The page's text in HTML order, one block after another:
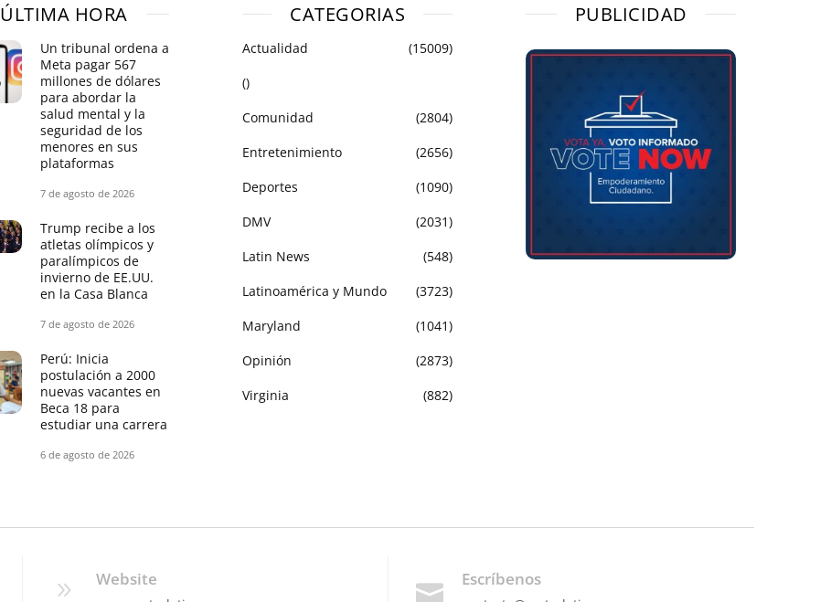
ÚLTIMA HORA
Un tribunal ordena a
Meta pagar 567
millones de dólares
para abordar la
salud mental y la
seguridad de los
menores en sus
plataformas
7 de agosto de 2026
Trump recibe a los
atletas olímpicos y
paralímpicos de
invierno de EE.UU.
en la Casa Blanca
7 de agosto de 2026
Perú: Inicia
postulación a 2000
nuevas vacantes en
Beca 18 para
estudiar una carrera
6 de agosto de 2026
CATEGORIAS
Actualidad
(15009)
()
Comunidad
(2804)
Entretenimiento
(2656)
Deportes
(1090)
DMV
(2031)
Latin News
(548)
Latinoamérica y Mundo
(3723)
Maryland
(1041)
Opinión
(2873)
Virginia
(882)
PUBLICIDAD
Website Escríbenos